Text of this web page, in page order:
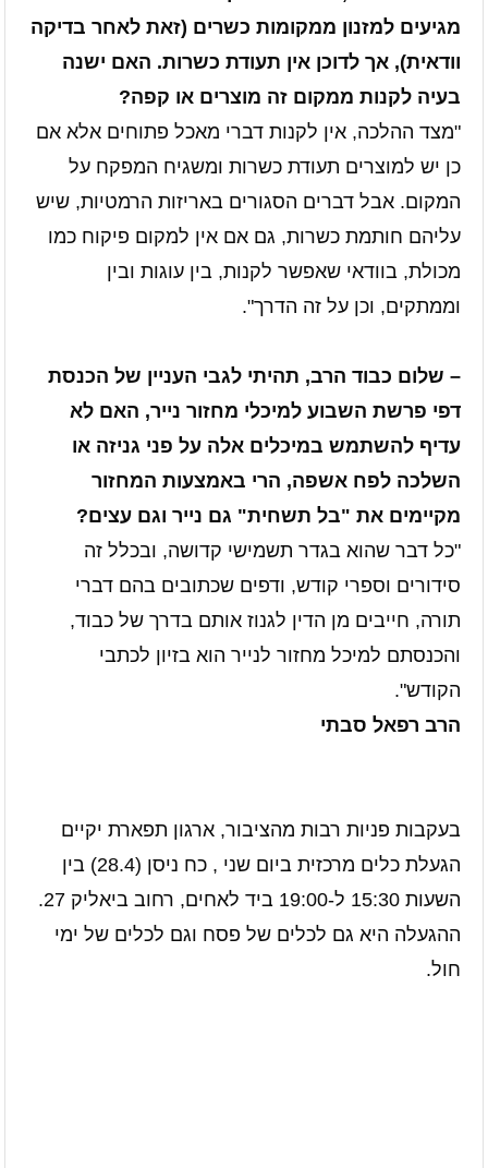
מגיעים למזנון ממקומות כשרים (זאת לאחר בדיקה
וודאית), אך לדוכן אין תעודת כשרות. האם ישנה
בעיה לקנות ממקום זה מוצרים או קפה?
"מצד ההלכה, אין לקנות דברי מאכל פתוחים אלא אם
כן יש למוצרים תעודת כשרות ומשגיח המפקח על
המקום. אבל דברים הסגורים באריזות הרמטיות, שיש
עליהם חותמת כשרות, גם אם אין למקום פיקוח כמו
מכולת, בוודאי שאפשר לקנות, בין עוגות ובין
וממתקים, וכן על זה הדרך".
– שלום כבוד הרב, תהיתי לגבי העניין של הכנסת
דפי פרשת השבוע למיכלי מחזור נייר, האם לא
עדיף להשתמש במיכלים אלה על פני גניזה או
השלכה לפח אשפה, הרי באמצעות המחזור
מקיימים את "בל תשחית" גם נייר וגם עצים?
"כל דבר שהוא בגדר תשמישי קדושה, ובכלל זה
סידורים וספרי קודש, ודפים שכתובים בהם דברי
תורה, חייבים מן הדין לגנוז אותם בדרך של כבוד,
והכנסתם למיכל מחזור לנייר הוא בזיון לכתבי
הקודש".
הרב רפאל סבתי
בעקבות פניות רבות מהציבור, ארגון תפארת יקיים
הגעלת כלים מרכזית ביום שני , כח ניסן (28.4) בין
השעות 15:30 ל-19:00 ביד לאחים, רחוב ביאליק 27.
ההגעלה היא גם לכלים של פסח וגם לכלים של ימי
חול.